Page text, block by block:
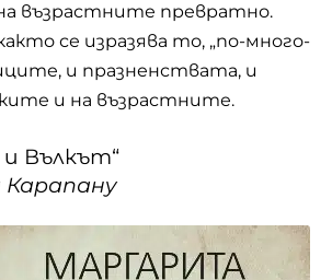
възрастните превратно.
се изразява то, „по-много-
и празненствата, и
и на възрастните.
и Вълкът“